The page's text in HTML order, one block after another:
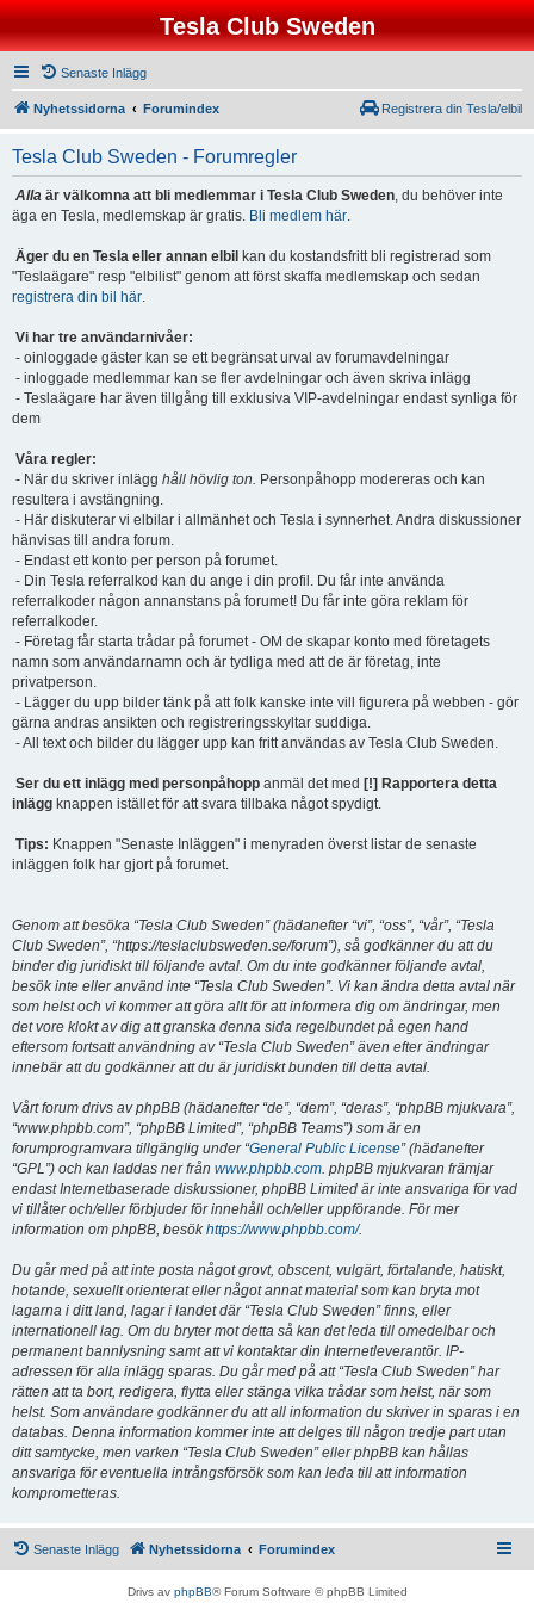
Tesla Club Sweden
Senaste Inlägg
Nyhetssidorna Forumindex Registrera din Tesla/elbil
Tesla Club Sweden - Forumregler
Alla är välkomna att bli medlemmar i Tesla Club Sweden, du behöver inte
äga en Tesla, medlemskap är gratis. Bli medlem här.
Äger du en Tesla eller annan elbil kan du kostandsfritt bli registrerad som
"Teslaägare" resp "elbilist" genom att först skaffa medlemskap och sedan
registrera din bil här.
Vi har tre användarnivåer:
- oinloggade gäster kan se ett begränsat urval av forumavdelningar
- inloggade medlemmar kan se fler avdelningar och även skriva inlägg
- Teslaägare har även tillgång till exklusiva VIP-avdelningar endast synliga för
dem
Våra regler:
- När du skriver inlägg håll hövlig ton. Personpåhopp modereras och kan
resultera i avstängning.
- Här diskuterar vi elbilar i allmänhet och Tesla i synnerhet. Andra diskussioner
hänvisas till andra forum.
- Endast ett konto per person på forumet.
- Din Tesla referralkod kan du ange i din profil. Du får inte använda
referralkoder någon annanstans på forumet! Du får inte göra reklam för
referralkoder.
- Företag får starta trådar på forumet - OM de skapar konto med företagets
namn som användarnamn och är tydliga med att de är företag, inte
privatperson.
- Lägger du upp bilder tänk på att folk kanske inte vill figurera på webben - gör
gärna andras ansikten och registreringsskyltar suddiga.
- All text och bilder du lägger upp kan fritt användas av Tesla Club Sweden.
Ser du ett inlägg med personpåhopp anmäl det med [!] Rapportera detta
inlägg knappen istället för att svara tillbaka något spydigt.
Tips: Knappen "Senaste Inläggen" i menyraden överst listar de senaste
inläggen folk har gjort på forumet.
Genom att besöka “Tesla Club Sweden” (hädanefter “vi”, “oss”, “vår”, “Tesla
Club Sweden”, “https://teslaclubsweden.se/forum”), så godkänner du att du
binder dig juridiskt till följande avtal. Om du inte godkänner följande avtal,
besök inte eller använd inte “Tesla Club Sweden”. Vi kan ändra detta avtal när
som helst och vi kommer att göra allt för att informera dig om ändringar, men
det vore klokt av dig att granska denna sida regelbundet på egen hand
eftersom fortsatt användning av “Tesla Club Sweden” även efter ändringar
innebär att du godkänner att du är juridiskt bunden till detta avtal.
Vårt forum drivs av phpBB (hädanefter “de”, “dem”, “deras”, “phpBB mjukvara”,
“www.phpbb.com”, “phpBB Limited”, “phpBB Teams”) som är en
forumprogramvara tillgänglig under “General Public License” (hädanefter
“GPL”) och kan laddas ner från www.phpbb.com. phpBB mjukvaran främjar
endast Internetbaserade diskussioner, phpBB Limited är inte ansvariga för vad
vi tillåter och/eller förbjuder för innehåll och/eller uppförande. För mer
information om phpBB, besökhttps://www.phpbb.com/.
Du går med på att inte posta något grovt, obscent, vulgärt, förtalande, hatiskt,
hotande, sexuellt orienterat eller något annat material som kan bryta mot
lagarna i ditt land, lagar i landet där “Tesla Club Sweden” finns, eller
internationell lag. Om du bryter mot detta så kan det leda till omedelbar och
permanent bannlysning samt att vi kontaktar din Internetleverantör. IP-
adressen för alla inlägg sparas. Du går med på att “Tesla Club Sweden” har
rätten att ta bort, redigera, flytta eller stänga vilka trådar som helst, när som
helst. Som användare godkänner du att all information du skriver in sparas i en
databas. Denna information kommer inte att delges till någon tredje part utan
ditt samtycke, men varken “Tesla Club Sweden” eller phpBB kan hållas
ansvariga för eventuella intrångsförsök som kan leda till att information
komprometteras.
Senaste Inlägg Nyhetssidorna Forumindex
Drivs av phpBB® Forum Software © phpBB Limited